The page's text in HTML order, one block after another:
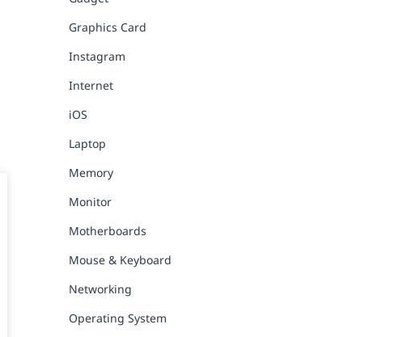
Graphics Card
Instagram
Internet
iOS
Laptop
Memory
Monitor
Motherboards
Mouse & Keyboard
Networking
Operating System